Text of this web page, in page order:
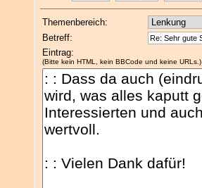
Themenbereich:
Betreff:
Eintrag:
(Bitte kein HTML, kein BBCode und keine URLs.)